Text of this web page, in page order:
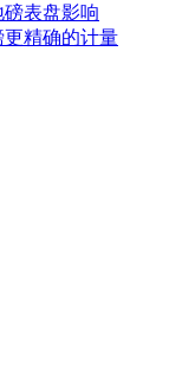
表盘影响
精确的计量